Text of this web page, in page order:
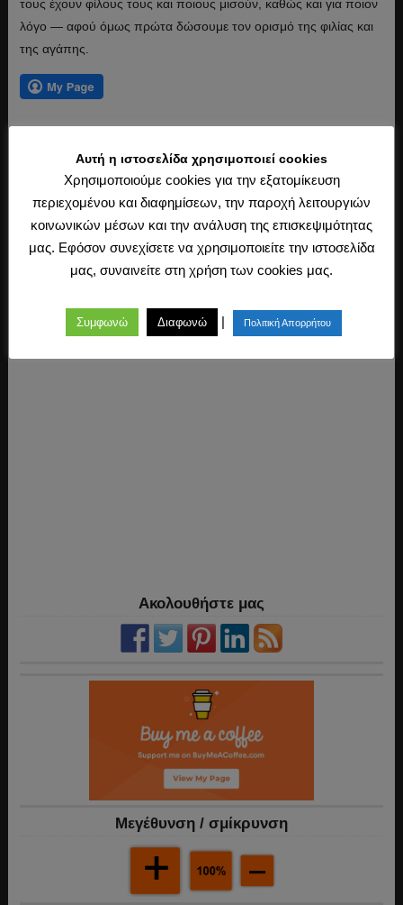
τους έχουν φίλους τους και ποιους μισούν, καθώς και για ποιον
λόγο ― αφού όμως πρώτα δώσουμε τον ορισμό της φιλίας και
της αγάπης.
Διαβάστε περισσότερα ›
Ακολουθήστε μας
Mεγέθυνση / σμίκρυνση
Αυτή η ιστοσελίδα χρησιμοποιεί cookies
Χρησιμοποιούμε cookies για την εξατομίκευση
περιεχομένου και διαφημίσεων, την παροχή λειτουργιών
κοινωνικών μέσων και την ανάλυση της επισκεψιμότητας
μας. Εφόσον συνεχίσετε να χρησιμοποιείτε την ιστοσελίδα
μας, συναινείτε στη χρήση των cookies μας.
Συμφωνώ Διαφωνώ | Πολιτική Απορρήτου